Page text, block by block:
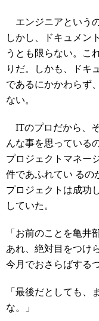
エンジニアという
しかし、ドキュメン
うとも限らない。こ
りだ。しかも、ドキ
であるにかかわらず
ない。
ITのプロだから、
んな事を思っている
プロジェクトマネー
件であふれてい るの
プロジェクトは成功
していた。
「お前のことを亀井
あれ、絶対目をつけ
今月でおさらばする
「最後だとしても、
な。」